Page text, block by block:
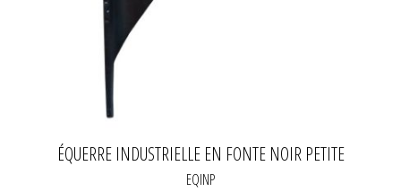
ÉQUERRE INDUSTRIELLE EN FONTE NOIR PETITE
EQINP